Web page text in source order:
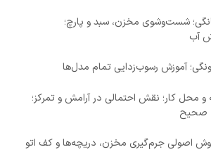
شست‌وشوی مخزن، سبد و پارچ؛
آب
آموزش رسوب‌زدایی تمام مدل‌ها
و محل کار؛ نقش احتمالی در آرامش و تمرکز؛
صحیح
روش اصولی جرم‌گیری مخزن، دریچه‌ها و کف اتو